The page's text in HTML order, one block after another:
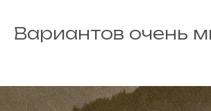
Вариантов очень